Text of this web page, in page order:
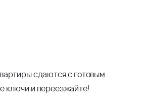
сдаются с готовым
ключи и переезжайте!